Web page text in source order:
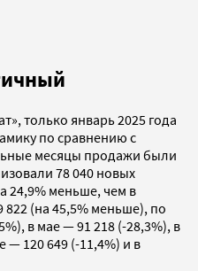
только январь 2025 года
по сравнению с
месяцы продажи были
78 040 новых
24,9% меньше, чем в
(на 45,5% меньше), по
в мае — 91 218 (-28,3%), в
— 120 649 (-11,4%) и в